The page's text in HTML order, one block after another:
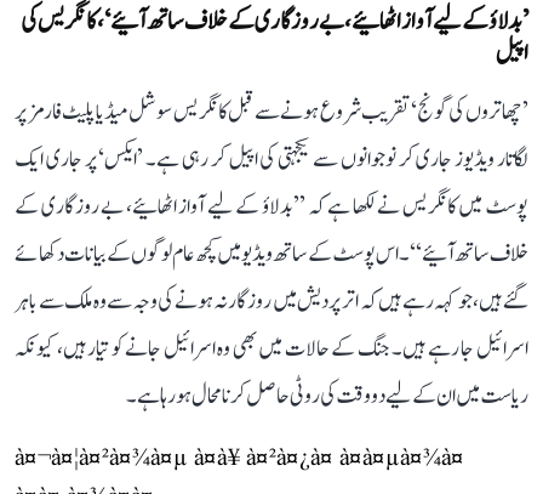
’بدلاؤ کے لیے آواز اٹھائیے، بے روزگاری کے خلاف ساتھ آئیے‘، کانگریس کی
اپیل
’چھاتروں کی گونج‘ تقریب شروع ہونے سے قبل کانگریس سوشل میڈیا پلیٹ فارمز پر
لگاتار ویڈیوز جاری کر نوجوانوں سے یکجہتی کی اپیل کر رہی ہے۔ ’ایکس‘ پر جاری ایک
پوسٹ میں کانگریس نے لکھا ہے کہ ’’بدلاؤ کے لیے آواز اٹھائیے، بے روزگاری کے
خلاف ساتھ آئیے‘‘۔ اس پوسٹ کے ساتھ ویڈیو میں کچھ عام لوگوں کے بیانات دکھائے
گئے ہیں، جو کہہ رہے ہیں کہ اتر پردیش میں روزگار نہ ہونے کی وجہ سے وہ ملک سے باہر
اسرائیل جا رہے ہیں۔ جنگ کے حالات میں بھی وہ اسرائیل جانے کو تیار ہیں، کیونکہ
ریاست میں ان کے لیے دو وقت کی روٹی حاصل کرنا محال ہو رہا ہے۔
à¤¬à¤¦à¤²à¤¾à¤µ à¤à¥ à¤²à¤¿à¤ à¤à¤µà¤¾à¤